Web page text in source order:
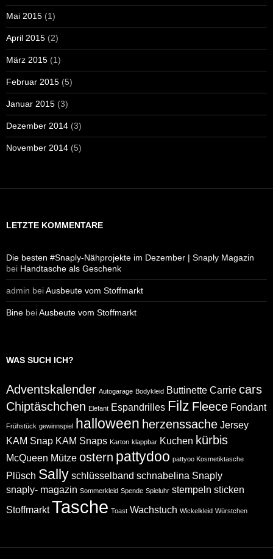
Mai 2015 (1)
April 2015 (2)
März 2015 (1)
Februar 2015 (5)
Januar 2015 (3)
Dezember 2014 (3)
November 2014 (5)
LETZTE KOMMENTARE
Die besten #Snaply-Nähprojekte im Dezember | Snaply Magazin
bei Handtasche als Geschenk
admin beiAusbeute vom Stoffmarkt
Bine beiAusbeute vom Stoffmarkt
WAS SUCH ICH?
Adventskalender Autogarage Bodykleid Buttinette Carrie cars
Chiptäschchen Elefant Espandrilles Filz Fleece Fondant
Frühstück gewinnspiel halloween herzenssache Jersey
KAM Snap KAM Snaps Karton klappbar Kuchen kürbis
McQueen Mütze ostern pattydoo pattyoo Kosmetiktasche
Plüsch Sally schlüsselband schnabelina Snaply
snaply- magazin Sommerkleid Spende Spieluhr stempeln sticken
Stoffmarkt Tasche Toast Wachstuch Wickelkleid Würstchen